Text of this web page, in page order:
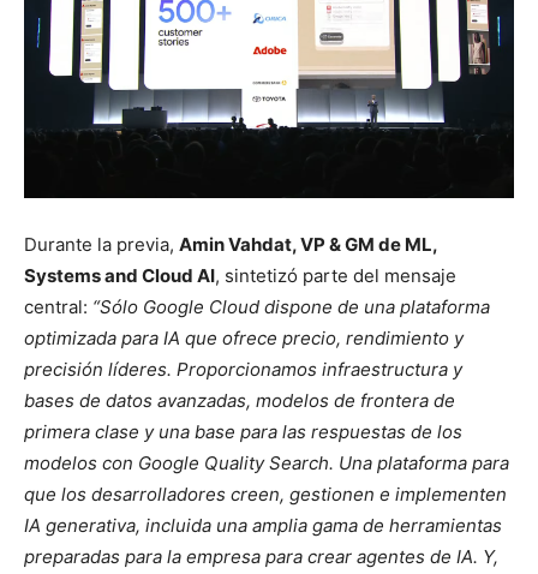
Durante la previa, Amin Vahdat, VP & GM de ML,
Systems and Cloud AI, sintetizó parte del mensaje
central: “Sólo Google Cloud dispone de una plataforma
optimizada para IA que ofrece precio, rendimiento y
precisión líderes. Proporcionamos infraestructura y
bases de datos avanzadas, modelos de frontera de
primera clase y una base para las respuestas de los
modelos con Google Quality Search. Una plataforma para
que los desarrolladores creen, gestionen e implementen
IA generativa, incluida una amplia gama de herramientas
preparadas para la empresa para crear agentes de IA. Y,